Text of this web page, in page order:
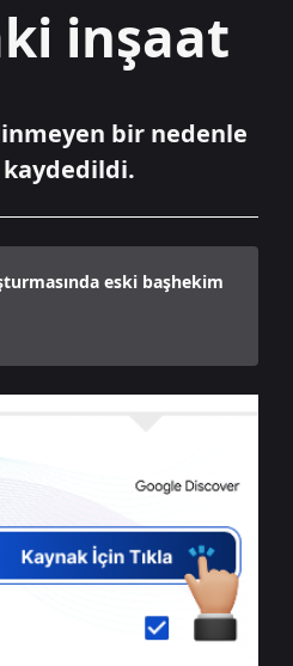
Hürmüz
Boğazı'nda 60
günlük geçici
Gündem
Çelik: "Üçüncü göz
inşaat
bir nedenle
eski başhekim